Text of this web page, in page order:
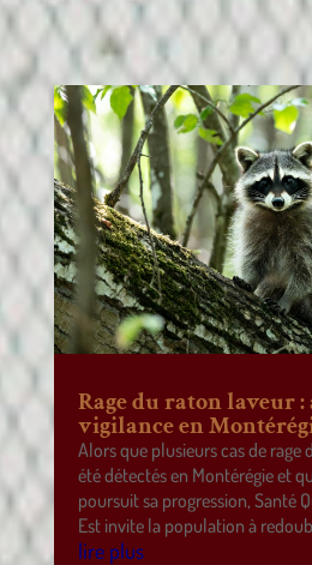
Rage du raton laveur :
vigilance en
Alors que plusieurs cas de
été détectés en Montérégie et
poursuit sa progression, Santé
Est invite la population à
lire plus